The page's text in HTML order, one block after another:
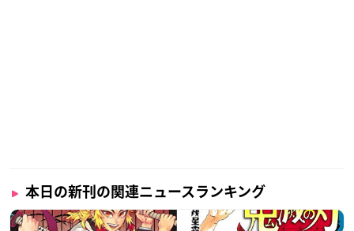
本日の新刊の関連ニュースランキング